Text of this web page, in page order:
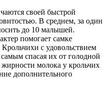
своей быстрой
В среднем, за один
до 10 малышей.
помогает самке
с удовольствием
спасая их от голодной
молока у крольчих
дополнительного